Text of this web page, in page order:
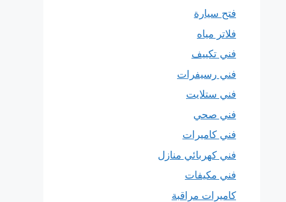
فتح سيارة
فلاتر مياه
فني تكييف
فني رسيفرات
فني ستلايت
فني صحي
فني كاميرات
فني كهربائي منازل
فني مكيفات
كاميرات مراقبة